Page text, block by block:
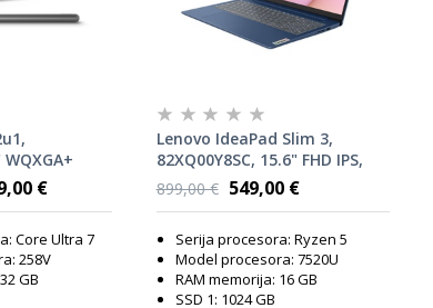
WQXGA+
screen,
32GB
11 Pro,
€
Core Ultra 7
258V
GB
Lenovo IdeaPad Slim 3,
82XQ00Y8SC, 15.6" FHD IPS,
AMD Ryzen 5 7520U, 16GB
RAM, 1TB SSD, AMD Radeon
laptop
899,00 € 549,00 €
Serija procesora: Ryzen 5
Model procesora: 7520U
RAM memorija: 16 GB
SSD 1: 1024 GB